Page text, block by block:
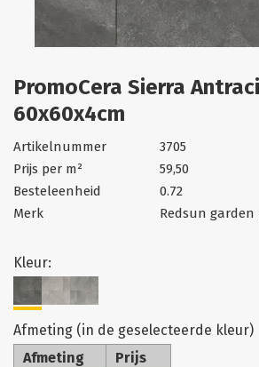
PromoCera Sierra
60x60x4cm
Artikelnummer
3705
Prijs per m²
59,50
Besteleenheid
0.72
Merk
Redsun garden
Kleur:
Afmeting (in de geselecteerde kleur)
Afmeting
Prijs